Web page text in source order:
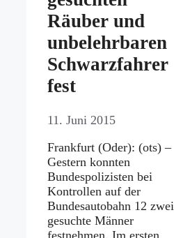
Räuber und
unbelehrbaren
Schwarzfahrer
fest
11. Juni 2015
Frankfurt (Oder): (ots) –
Gestern konnten
Bundespolizisten bei
Kontrollen auf der
Bundesautobahn 12 zwei
gesuchte Männer
festnehmen. Im ersten